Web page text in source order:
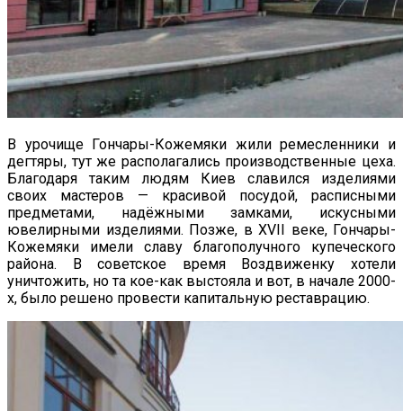
В урочище Гончары-Кожемяки жили ремесленники и
дегтяры, тут же располагались производственные цеха.
Благодаря таким людям Киев славился изделиями
своих мастеров — красивой посудой, расписными
предметами, надёжными замками, искусными
ювелирными изделиями. Позже, в XVII веке, Гончары-
Кожемяки имели славу благополучного купеческого
района. В советское время Воздвиженку хотели
уничтожить, но та кое-как выстояла и вот, в начале 2000-
х, было решено провести капитальную реставрацию.